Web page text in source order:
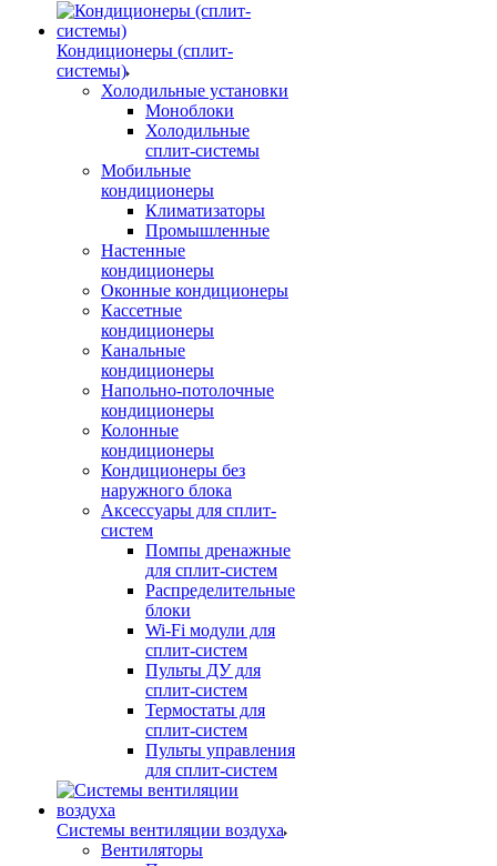
Кондиционеры (сплит-
системы)
Холодильные установки
Моноблоки
Холодильные
сплит-системы
Мобильные
кондиционеры
Климатизаторы
Промышленные
Настенные
кондиционеры
Оконные кондиционеры
Кассетные
кондиционеры
Канальные
кондиционеры
Напольно-потолочные
кондиционеры
Колонные
кондиционеры
Кондиционеры без
наружного блока
Аксессуары для сплит-
систем
Помпы дренажные
для сплит-систем
Распределительные
блоки
Wi-Fi модули для
сплит-систем
Пульты ДУ для
сплит-систем
Термостаты для
сплит-систем
Пульты управления
для сплит-систем
Системы вентиляции воздуха
Вентиляторы